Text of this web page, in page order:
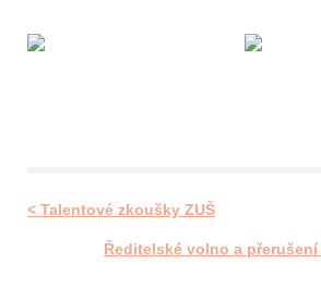
< Talentové zkoušky ZUŠ
Ředitelské volno a přerušení